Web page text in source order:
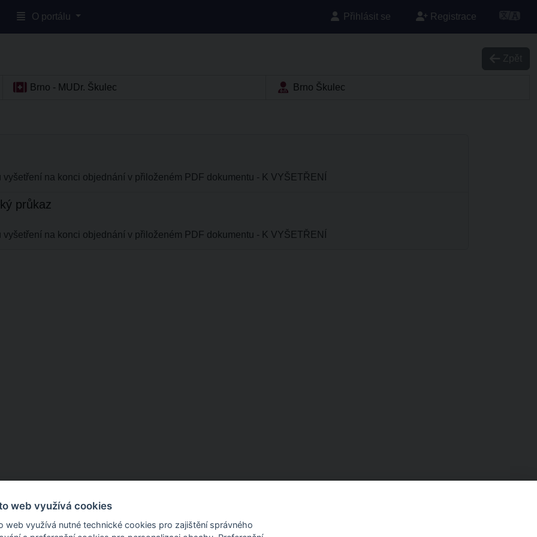
O portálu Přihlásit se Registrace
Brno - MUDr. Škulec Brno Škulec
na konci objednání v přiloženém PDF dokumentu - K VYŠETŘENÍ
průkaz
na konci objednání v přiloženém PDF dokumentu - K VYŠETŘENÍ
web využívá cookies
web využívá nutné technické cookies pro zajištění správného